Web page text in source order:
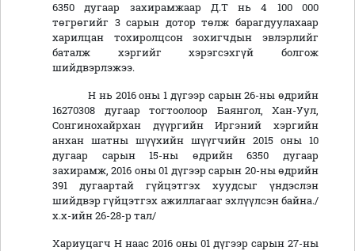
6350 дугаар захирамжаар Д.Т нь 4 100 000
төгрөгийг 3 сарын дотор төлж барагдуулахаар
харилцан тохиролцсон зохигчдын эвлэрлийг
баталж хэргийг хэрэгсэхгүй болгож
шийдвэрлэжээ.
Н нь 2016 оны 1 дүгээр сарын 26-ны өдрийн
16270308 дугаар тогтоолоор Баянгол, Хан-Уул,
Сонгинохайрхан дүүргийн Иргэний хэргийн
анхан шатны шүүхийн шүүгчийн 2015 оны 10
дугаар сарын 15-ны өдрийн 6350 дугаар
захирамж, 2016 оны 01 дүгээр сарын 20-ны өдрийн
391 дугаартай гүйцэтгэх хуудсыг үндэслэн
шийдвэр гүйцэтгэх ажиллагааг эхлүүлсэн байна./
х.х-ийн 26-28-р тал/
Хариуцагч Н наас 2016 оны 01 дүгээр сарын 27-ны